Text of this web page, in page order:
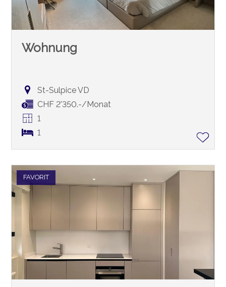
Wohnung
St-Sulpice VD
CHF 2'350.-/Monat
1
1
FAVORIT